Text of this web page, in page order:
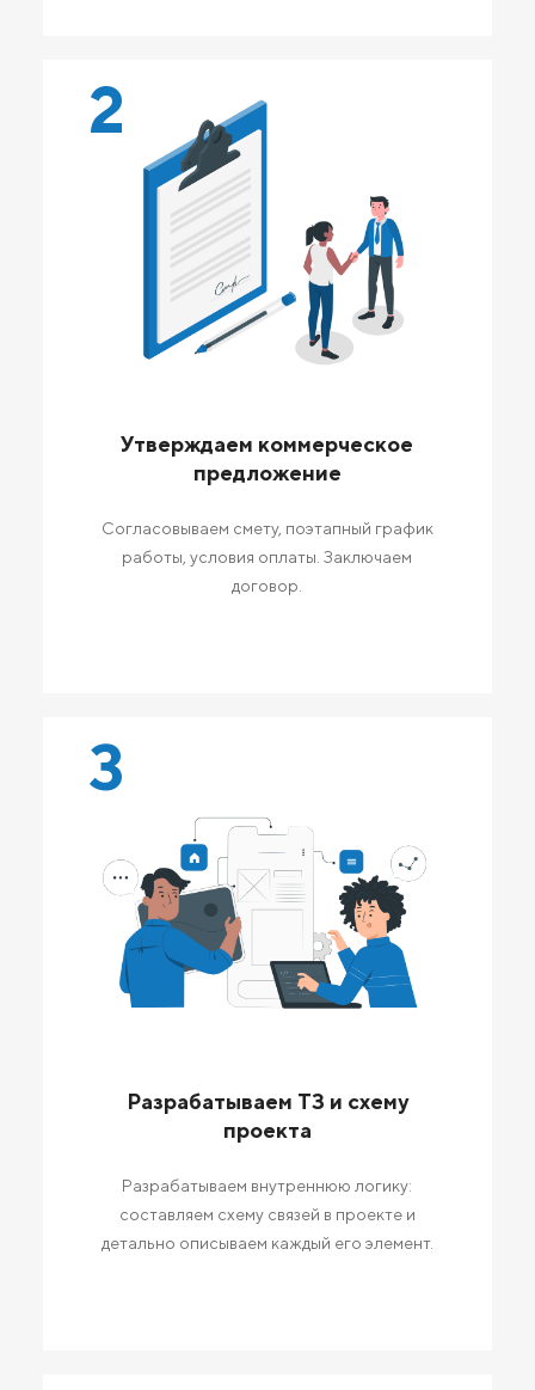
2
Утверждаем коммерческое
предложение
Согласовываем смету, поэтапный график
работы, условия оплаты. Заключаем
договор.
3
Разрабатываем ТЗ и схему
проекта
Разрабатываем внутреннюю логику:
составляем схему связей в проекте и
детально описываем каждый его элемент.